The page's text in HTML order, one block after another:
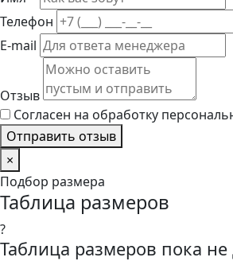
Телефон
E-mail
Отзыв
Согласен на обработку
Отправить отзыв
×
Подбор размера
Таблица размеров
?
Таблица размеров пока